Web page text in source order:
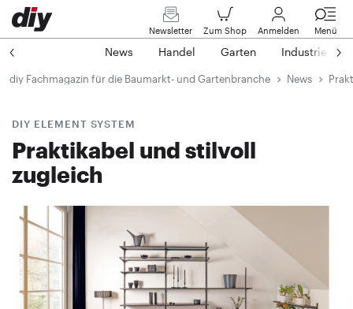
Newsletter Zum Shop Anmelden Menü
News Handel Garten Industrie
diy Fachmagazin für die Baumarkt- und Gartenbranche News
DIY ELEMENT SYSTEM
Praktikabel und stilvoll
zugleich